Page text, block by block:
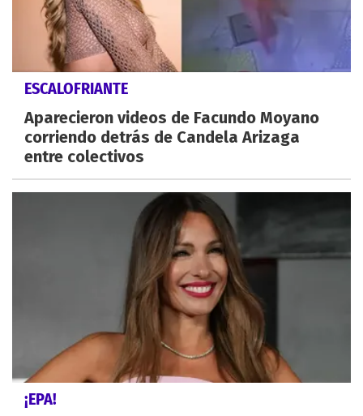
ESCALOFRIANTE
Aparecieron videos de Facundo Moyano
corriendo detrás de Candela Arizaga
entre colectivos
¡EPA!